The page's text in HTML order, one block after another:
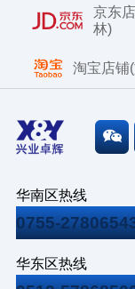
京东
林)
淘宝店铺
华南区热线
0755-
华东区热线